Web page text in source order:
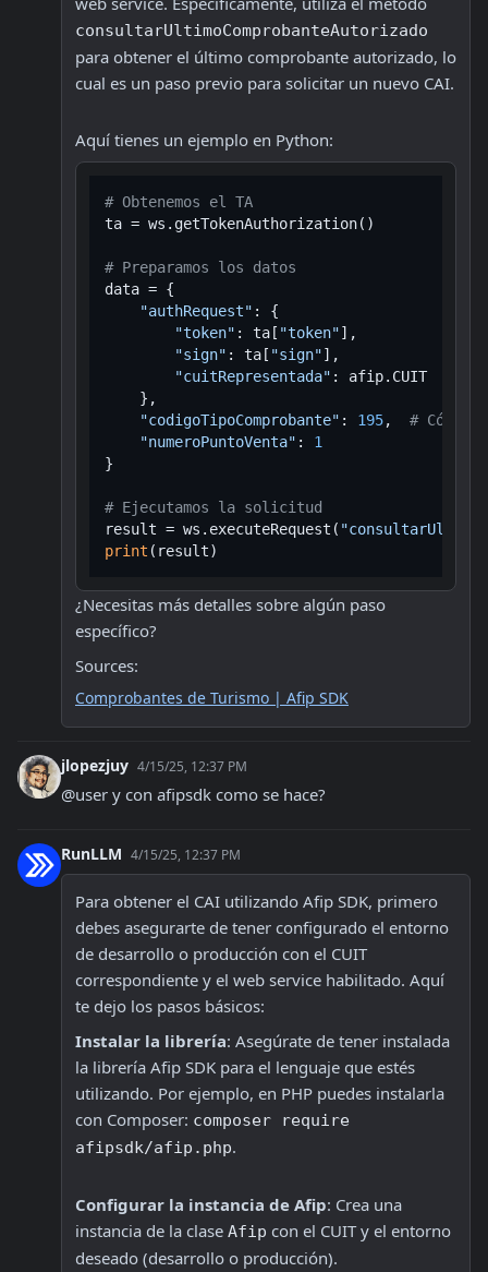
consultarUltimoComprobanteAutorizado
para obtener el último comprobante autorizado, lo
cual es un paso previo para solicitar un nuevo CAI.
Aquí tienes un ejemplo en Python:
# Obtenemos el TA
ta = ws.getTokenAuthorization()
# Preparamos los datos
data = {
"authRequest" : {
"token" : ta[ "token"],
"sign" : ta[ "sign"],
"cuitRepresentada" : afip.CUIT
    },
"codigoTipoComprobante" : 195, #
"numeroPuntoVenta" : 1
}
# Ejecutamos la solicitud
result = ws.executeRequest(
print
¿Necesitas más detalles sobre algún paso
específico?
Sources:
Comprobantes de Turismo | Afip SDK
jlopezjuy 4/15/25, 12:37 PM
@user y con afipsdk como se hace?
RunLLM 4/15/25, 12:37 PM
Para obtener el CAI utilizando Afip SDK, primero
debes asegurarte de tener configurado el entorno
de desarrollo o producción con el CUIT
correspondiente y el web service habilitado. Aquí
te dejo los pasos básicos:
Instalar la librería: Asegúrate de tener instalada
la librería Afip SDK para el lenguaje que estés
utilizando. Por ejemplo, en PHP puedes instalarla
con Composer: composer require
afipsdk/afip.php.
Configurar la instancia de Afip: Crea una
instancia de la clase Afip con el CUIT y el entorno
deseado (desarrollo o producción).